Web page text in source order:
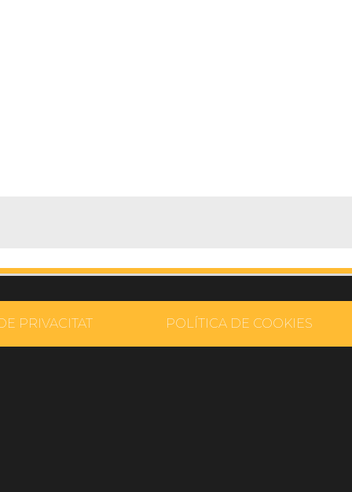
PRIVACITAT POLÍTICA DE COOKIES